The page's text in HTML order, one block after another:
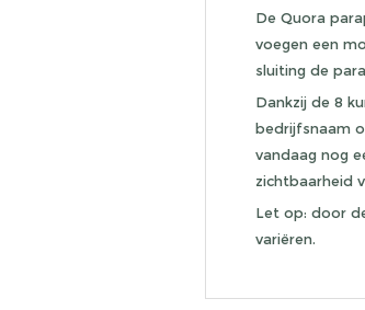
De Quora
voegen een
sluiting de
Dankzij de 8
bedrijfsnaam
vandaag nog
zichtbaarheid
Let op: door
variëren.